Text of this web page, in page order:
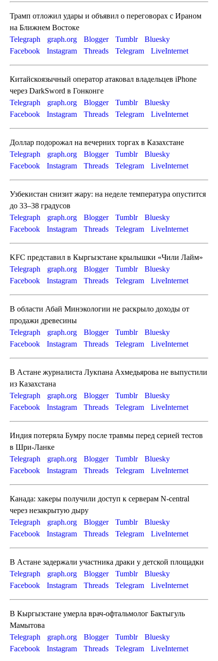
Трамп отложил удары и объявил о переговорах с Ираном
на Ближнем Востоке
Telegraph
graph.org Blogger Tumblr
Bluesky
Facebook
Instagram Threads Telegram LiveInternet
Китайскоязычный оператор атаковал владельцев iPhone
через DarkSword в Гонконге
Telegraph
graph.org Blogger Tumblr
Bluesky
Facebook
Instagram Threads Telegram LiveInternet
Доллар подорожал на вечерних торгах в Казахстане
Telegraph
graph.org Blogger Tumblr
Bluesky
Facebook
Instagram Threads Telegram LiveInternet
Узбекистан снизит жару: на неделе температура опустится
до 33–38 градусов
Telegraph
graph.org Blogger Tumblr
Bluesky
Facebook
Instagram Threads Telegram LiveInternet
KFC представил в Кыргызстане крылышки «Чили Лайм»
Telegraph
graph.org Blogger Tumblr
Bluesky
Facebook
Instagram Threads Telegram LiveInternet
В области Абай Минэкологии не раскрыло доходы от
продажи древесины
Telegraph
graph.org Blogger Tumblr
Bluesky
Facebook
Instagram Threads Telegram LiveInternet
В Астане журналиста Лукпана Ахмедьярова не выпустили
из Казахстана
Telegraph
graph.org Blogger Tumblr
Bluesky
Facebook
Instagram Threads Telegram LiveInternet
Индия потеряла Бумру после травмы перед серией тестов
в Шри-Ланке
Telegraph
graph.org Blogger Tumblr
Bluesky
Facebook
Instagram Threads Telegram LiveInternet
Канада: хакеры получили доступ к серверам N-central
через незакрытую дыру
Telegraph
graph.org Blogger Tumblr
Bluesky
Facebook
Instagram Threads Telegram LiveInternet
В Астане задержали участника драки у детской площадки
Telegraph
graph.org Blogger Tumblr
Bluesky
Facebook
Instagram Threads Telegram LiveInternet
В Кыргызстане умерла врач-офтальмолог Бактыгуль
Мамытова
Telegraph
graph.org Blogger Tumblr
Bluesky
Facebook
Instagram Threads Telegram LiveInternet